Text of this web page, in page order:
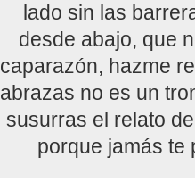
lado sin las
desde abajo, que
caparazón, hazme
abrazas no es un
susurras el relato
porque jamás te